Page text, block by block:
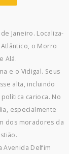
Janeiro. Localiza-
o Morro
Alá.
e o Vidigal. Seus
alta, incluindo
carioca. No
especialmente
dos moradores da
Avenida Delfim